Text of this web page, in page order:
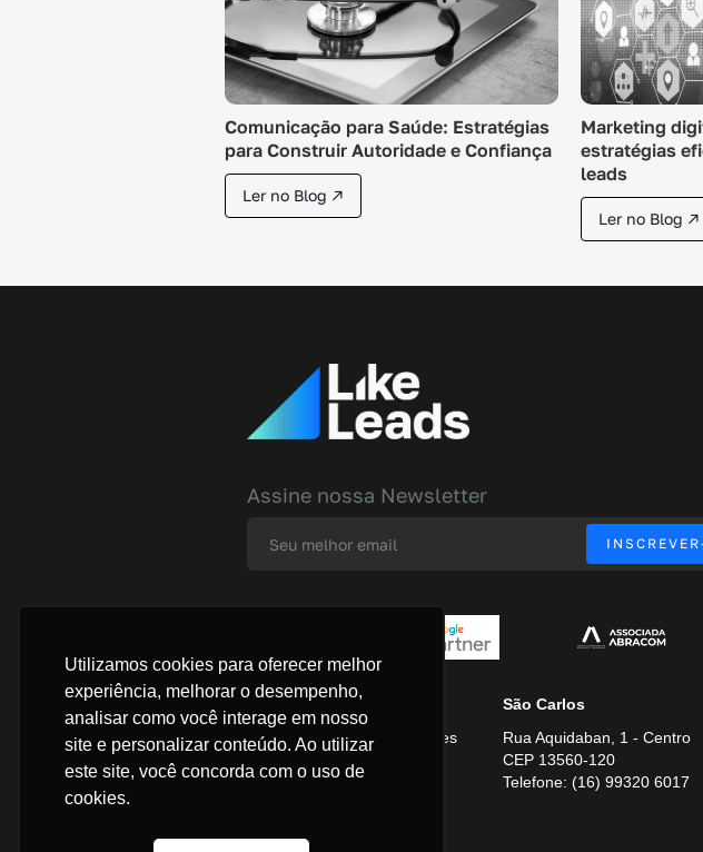
Utilizamos cookies para oferecer melhor
experiência, melhorar o desempenho,
analisar como você interage em nosso
site e personalizar conteúdo. Ao utilizar
este site, você concorda com o uso de
cookies.
Comunicação para Saúde: Estratégias
para Construir Autoridade e Confiança
Ler no Blog ↗
Marketing
estratégias
leads
Ler no Blog ↗
Assine nossa Newsletter
São Paulo
Rua Vanderlei, 929 - Perdizes
Telefone: (11) 91422 0131
São Carlos
Rua Aquidaban, 1 - Centro
CEP 13560-120
Telefone: (16) 99320 6017